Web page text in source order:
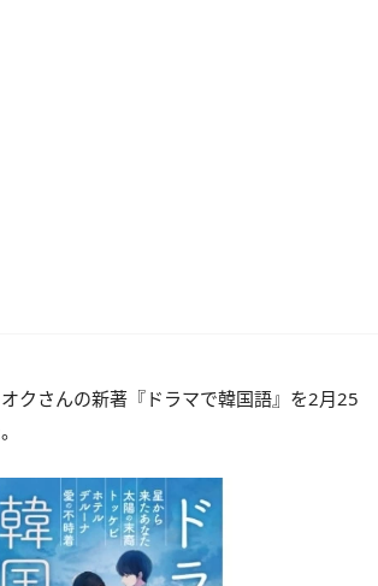
クさんの新著『ドラマで韓国語』を2月25